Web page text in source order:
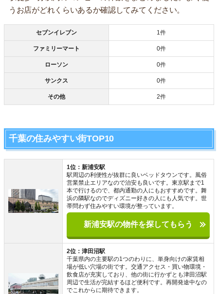
うお店がどれくらいあるか確認してみてください。
セブンイレブン 1件
ファミリーマート 0件
ローソン 0件
サンクス 0件
その他 2件
千葉の住みやすい街TOP10
1位：新浦安駅
駅周辺の利便性が抜群に良いベッドタウンです。風俗
営業禁止エリアなので治安も良いです。東京駅まで1
本で行けるので、都内通勤の人にもおすすめです。舞
浜の隣駅なのでディズニー好きの人にも人気です。世
帯問わず住みやすい環境が整っています。
新浦安駅の物件を探してもらう
2位：津田沼駅
千葉県内の主要駅の1つのわりに、単身向けの家賃相
場が低い穴場の街です。交通アクセス・買い物環境・
飲食店が充実しており、他の街に行かずとも津田沼駅
周辺で生活が完結するほど便利です。再開発途中なの
でこれからに期待できます。